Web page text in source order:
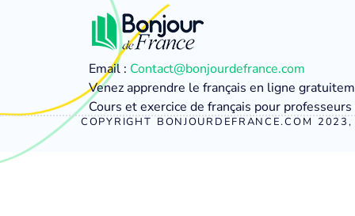
Email : Contact@bonjourdefrance.com
Venez apprendre le français en ligne
Cours et exercice de français pour
COPYRIGHT BONJOURDEFRANCE.COM